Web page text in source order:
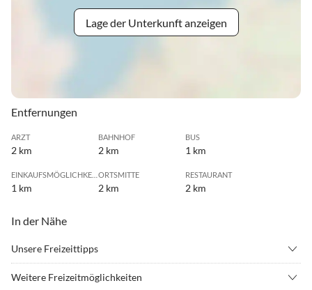
Lage der Unterkunft anzeigen
Entfernungen
ARZT
2 km
BAHNHOF
2 km
BUS
1 km
1 km
ORTSMITTE
2 km
RESTAURANT
2 km
In der Nähe
Unsere Freizeittipps
Weitere Freizeitmöglichkeiten